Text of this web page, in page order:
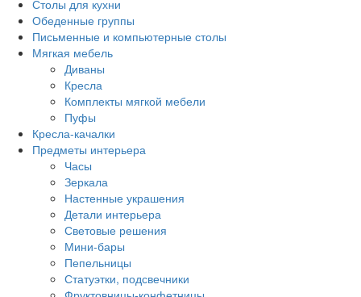
Столы для кухни
Обеденные группы
Письменные и компьютерные столы
Мягкая мебель
Диваны
Кресла
Комплекты мягкой мебели
Пуфы
Кресла-качалки
Предметы интерьера
Часы
Зеркала
Настенные украшения
Детали интерьера
Световые решения
Мини-бары
Пепельницы
Статуэтки, подсвечники